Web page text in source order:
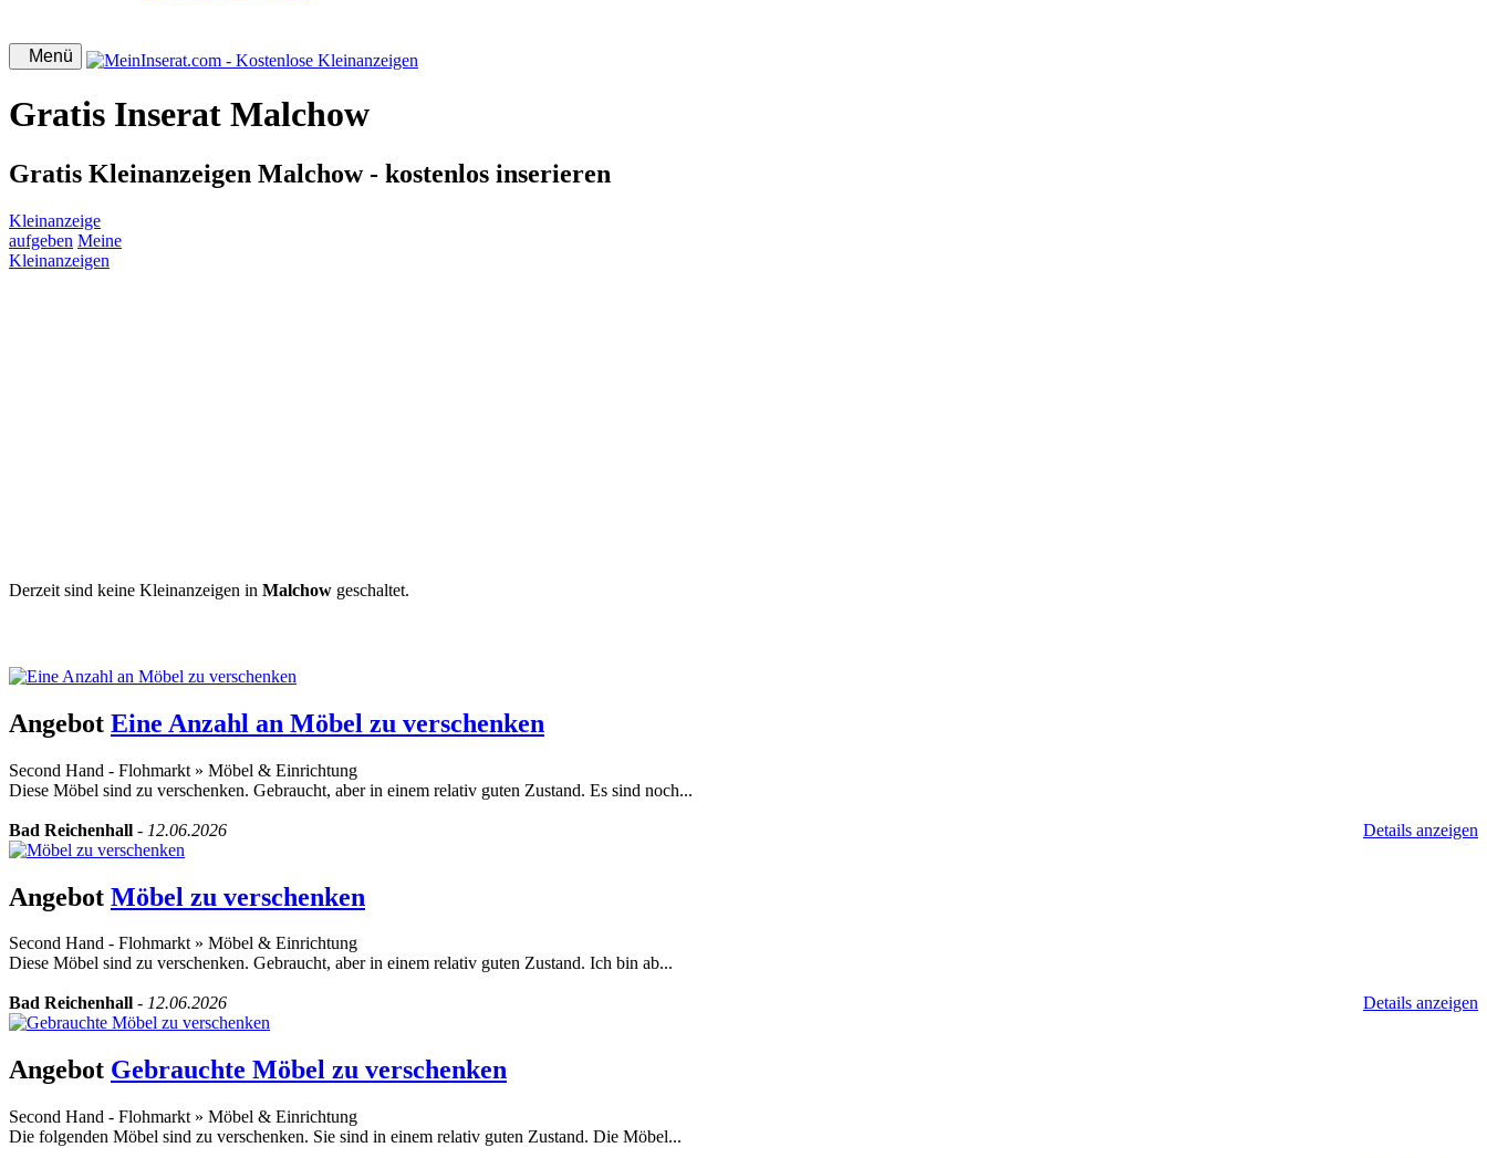
Menü
Gratis Inserat Malchow
Gratis Kleinanzeigen Malchow - kostenlos inserieren
Kleinanzeige
aufgeben Meine
Kleinanzeigen
Derzeit sind keine Kleinanzeigen in Malchow geschaltet.
Angebot Eine Anzahl an Möbel zu verschenken
Second Hand - Flohmarkt » Möbel & Einrichtung
Diese Möbel sind zu verschenken. Gebraucht, aber in einem relativ guten Zustand. Es sind noch...
Bad Reichenhall - 12.06.2026 Details anzeigen
Angebot Möbel zu verschenken
Second Hand - Flohmarkt » Möbel & Einrichtung
Diese Möbel sind zu verschenken. Gebraucht, aber in einem relativ guten Zustand. Ich bin ab...
Bad Reichenhall - 12.06.2026 Details anzeigen
Angebot Gebrauchte Möbel zu verschenken
Second Hand - Flohmarkt » Möbel & Einrichtung
Die folgenden Möbel sind zu verschenken. Sie sind in einem relativ guten Zustand. Die Möbel...